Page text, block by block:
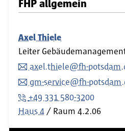
FHP allgemein
Axel Thiele
Leiter
axel.thiele@fh-
gm-service@fh-
+49 331 580-3200
Haus 4
Raum 4.2.06